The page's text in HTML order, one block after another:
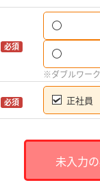
必須
※ダブルワー
必須 正社員
未入力